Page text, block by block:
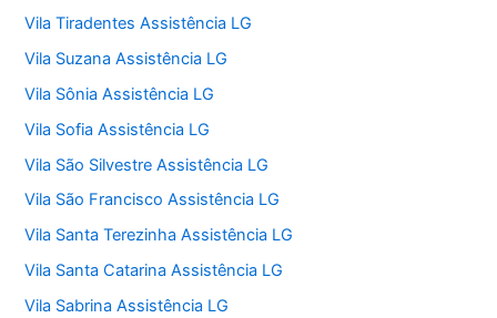
Vila Tiradentes Assistência LG
Vila Suzana Assistência LG
Vila Sônia Assistência LG
Vila Sofia Assistência LG
Vila São Silvestre Assistência LG
Vila São Francisco Assistência LG
Vila Santa Terezinha Assistência LG
Vila Santa Catarina Assistência LG
Vila Sabrina Assistência LG